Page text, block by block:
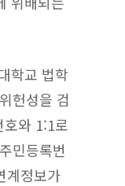
학교 법학
헌성을 검
호와 1:1로
민등록번
계정보가